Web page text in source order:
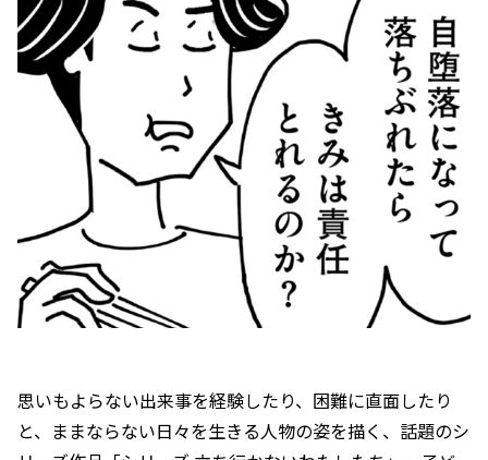
思いもよらない出来事を経験したり、困難に直面したり
と、ままならない日々を生きる人物の姿を描く、話題のシ